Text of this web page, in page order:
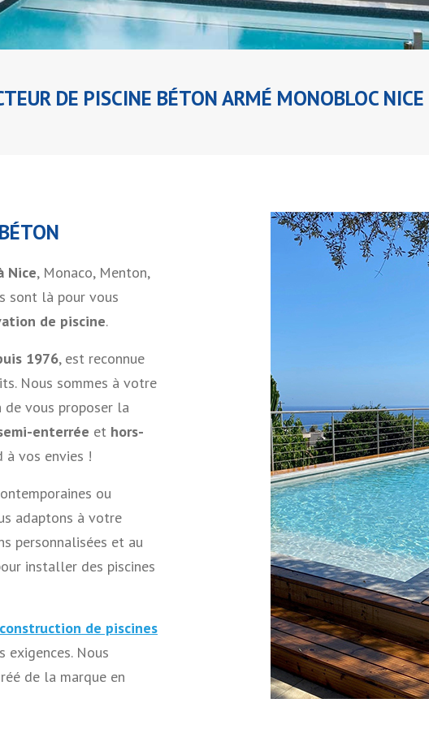
DE PISCINE BÉTON ARMÉ MONOBLOC NICE
Nice, Monaco, Menton,
sont là pour vous
de piscine.
1976, est reconnue
Nous sommes à votre
vous proposer la
enterrée et hors-
à vos envies !
ou
adaptons à votre
personnalisées et au
installer des piscines
construction de piscines
exigences. Nous
de la marque en